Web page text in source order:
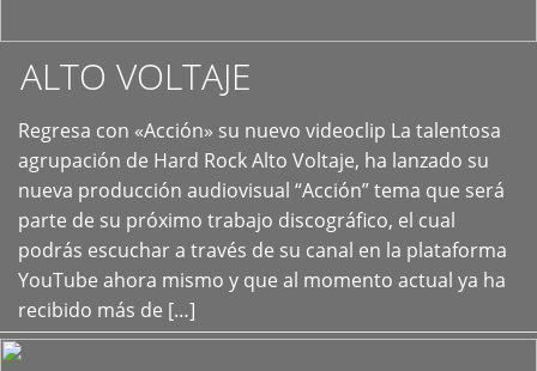
ALTO VOLTAJE
Regresa con «Acción» su nuevo videoclip La talentosa
agrupación de Hard Rock Alto Voltaje, ha lanzado su
nueva producción audiovisual “Acción” tema que será
parte de su próximo trabajo discográfico, el cual
podrás escuchar a través de su canal en la plataforma
YouTube ahora mismo y que al momento actual ya ha
recibido más de […]
+